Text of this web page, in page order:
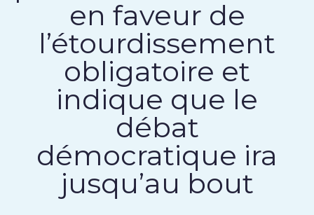
en faveur de
l’étourdissement
obligatoire et
indique que le
débat
démocratique ira
jusqu’au bout